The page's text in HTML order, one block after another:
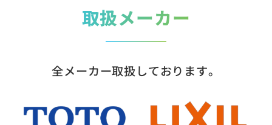
取扱メーカー
全メーカー取扱しております。